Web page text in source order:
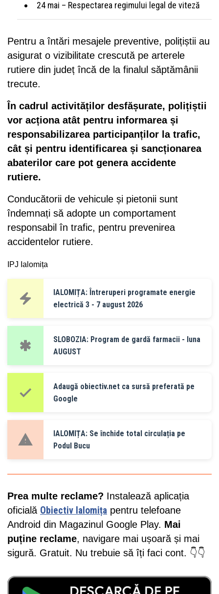
24 mai – Respectarea regimului legal de viteză
Pentru a întări mesajele preventive, polițiștii au
asigurat o vizibilitate crescută pe arterele
rutiere din județ încă de la finalul săptămânii
trecute.
În cadrul activităților desfășurate, polițiștii
vor acționa atât pentru informarea și
responsabilizarea participanților la trafic,
cât și pentru identificarea și sancționarea
abaterilor care pot genera accidente
rutiere.
Conducătorii de vehicule și pietonii sunt
îndemnați să adopte un comportament
responsabil în trafic, pentru prevenirea
accidentelor rutiere.
IPJ Ialomița
IALOMIȚA: Întreruperi programate energie
electrică 3 - 7 august 2026
SLOBOZIA: Program de gardă farmacii - luna
AUGUST
Adaugă obiectiv.net ca sursă preferată pe
Google
IALOMIȚA: Se închide total circulația pe
Podul Bucu
Prea multe reclame? Instalează aplicația
oficială Obiectiv Ialomița pentru telefoane
Android din Magazinul Google Play. Mai
puține reclame, navigare mai ușoară și mai
sigură. Gratuit. Nu trebuie să îți faci cont. 👇👇